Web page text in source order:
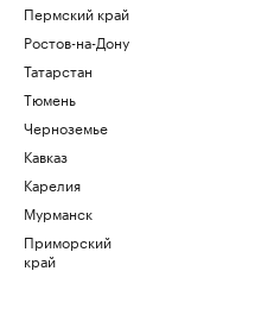
Пермский край
Ростов-на-Дону
Татарстан
Тюмень
Черноземье
Кавказ
Карелия
Мурманск
Приморский
край